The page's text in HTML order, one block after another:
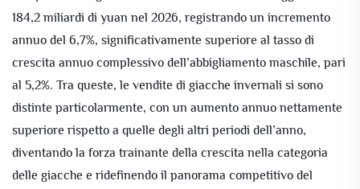
184,2 miliardi di yuan nel 2026, registrando un incremento
annuo del 6,7%, significativamente superiore al tasso di
crescita annuo complessivo dell’abbigliamento maschile, pari
al 5,2%. Tra queste, le vendite di giacche invernali si sono
distinte particolarmente, con un aumento annuo nettamente
superiore rispetto a quelle degli altri periodi dell’anno,
diventando la forza trainante della crescita nella categoria
delle giacche e ridefinendo il panorama competitivo del